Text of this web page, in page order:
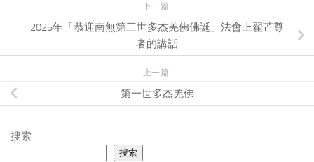
下一篇
2025年「恭迎南無第三世多杰羌佛佛誕」法會上翟芒尊
者的講話
上一篇
第一世多杰羌佛
搜索
搜索